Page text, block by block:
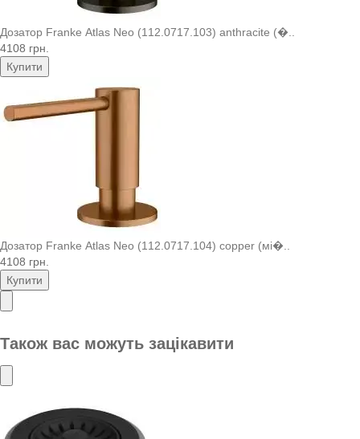
Дозатор Franke Atlas Neo (112.0717.103) anthracite (�..
4108 грн.
Купити
Дозатор Franke Atlas Neo (112.0717.104) copper (мі�..
4108 грн.
Купити
Також вас можуть зацікавити